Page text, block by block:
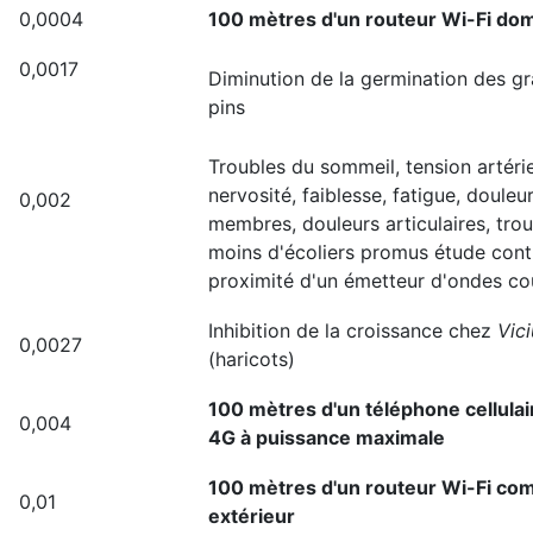
0,0004 100 mètres d'un routeur Wi-Fi
0,0017
Diminution de la germination des
pins
0,002
Troubles du sommeil, tension
nervosité, faiblesse, fatigue,
membres, douleurs articulaires,
moins d'écoliers promus étude
proximité d'un émetteur d'ondes
0,0027
Inhibition de la croissance chez
(haricots)
0,004
100 mètres d'un téléphone
4G à puissance maximale
0,01
100 mètres d'un routeur Wi-Fi
extérieur